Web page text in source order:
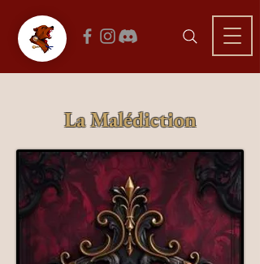
La Malédiction